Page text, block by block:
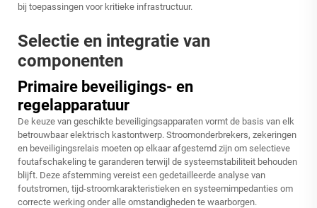
bij toepassingen voor kritieke infrastructuur.
Selectie en integratie van
componenten
Primaire beveiligings- en
regelapparatuur
De keuze van geschikte beveiligingsapparaten vormt de basis van elk
betrouwbaar elektrisch kastontwerp. Stroomonderbrekers, zekeringen
en beveiligingsrelais moeten op elkaar afgestemd zijn om selectieve
foutafschakeling te garanderen terwijl de systeemstabiliteit behouden
blijft. Deze afstemming vereist een gedetailleerde analyse van
foutstromen, tijd-stroomkarakteristieken en systeemimpedanties om
correcte werking onder alle omstandigheden te waarborgen.